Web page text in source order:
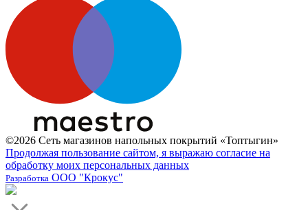
©2026 Сеть магазинов напольных покрытий «Топтыгин»
Продолжая пользование сайтом, я выражаю согласие на
обработку моих персональных данных
Разработка ООО "Крокус"